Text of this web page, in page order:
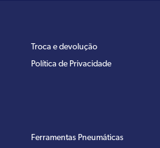
Troca e devolução
Política de Privacidade
Ferramentas Pneumáticas